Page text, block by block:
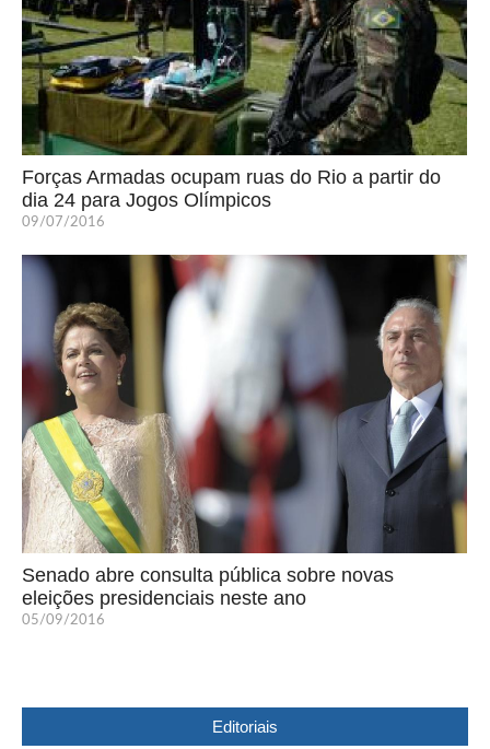
Forças Armadas ocupam ruas do Rio a partir do
dia 24 para Jogos Olímpicos
09/07/2016
Senado abre consulta pública sobre novas
eleições presidenciais neste ano
05/09/2016
Editoriais